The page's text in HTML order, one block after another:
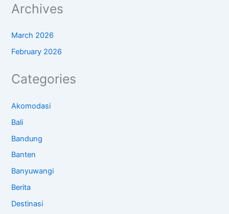
Archives
March 2026
February 2026
Categories
Akomodasi
Bali
Bandung
Banten
Banyuwangi
Berita
Destinasi